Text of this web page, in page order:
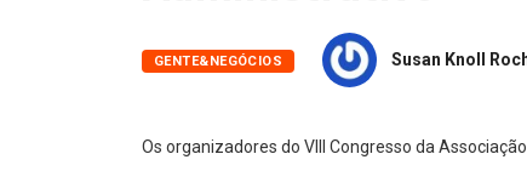
GENTE&NEGÓCIOS Susan Knoll
Os organizadores do VIII Congresso da